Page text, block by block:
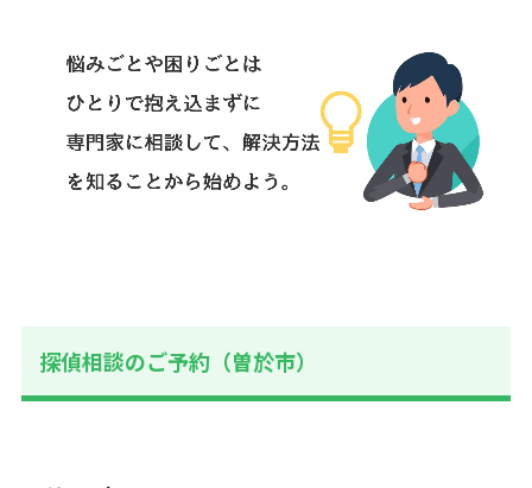
探偵相談のご予約（曽於市）